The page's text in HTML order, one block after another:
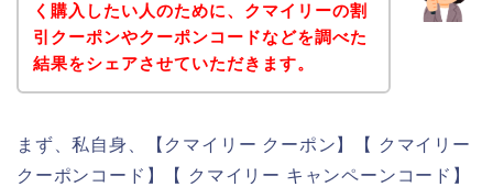
く購入したい人のために、クマイリーの割
引クーポンやクーポンコードなどを調べた
結果をシェアさせていただきます。
まず、私自身、【クマイリー クーポン】【 クマイリー
クーポンコード】【 クマイリー キャンペーンコード】